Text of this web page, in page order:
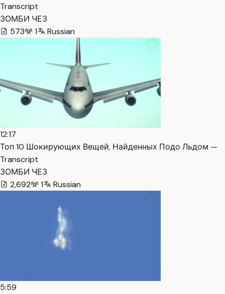
Transcript
ЗОМБИ ЧЕЗ
573
1 Russian
12:17
Топ 10 Шокирующих Вещей, Найденных Подо Льдом —
Transcript
ЗОМБИ ЧЕЗ
2,692
1 Russian
5:59